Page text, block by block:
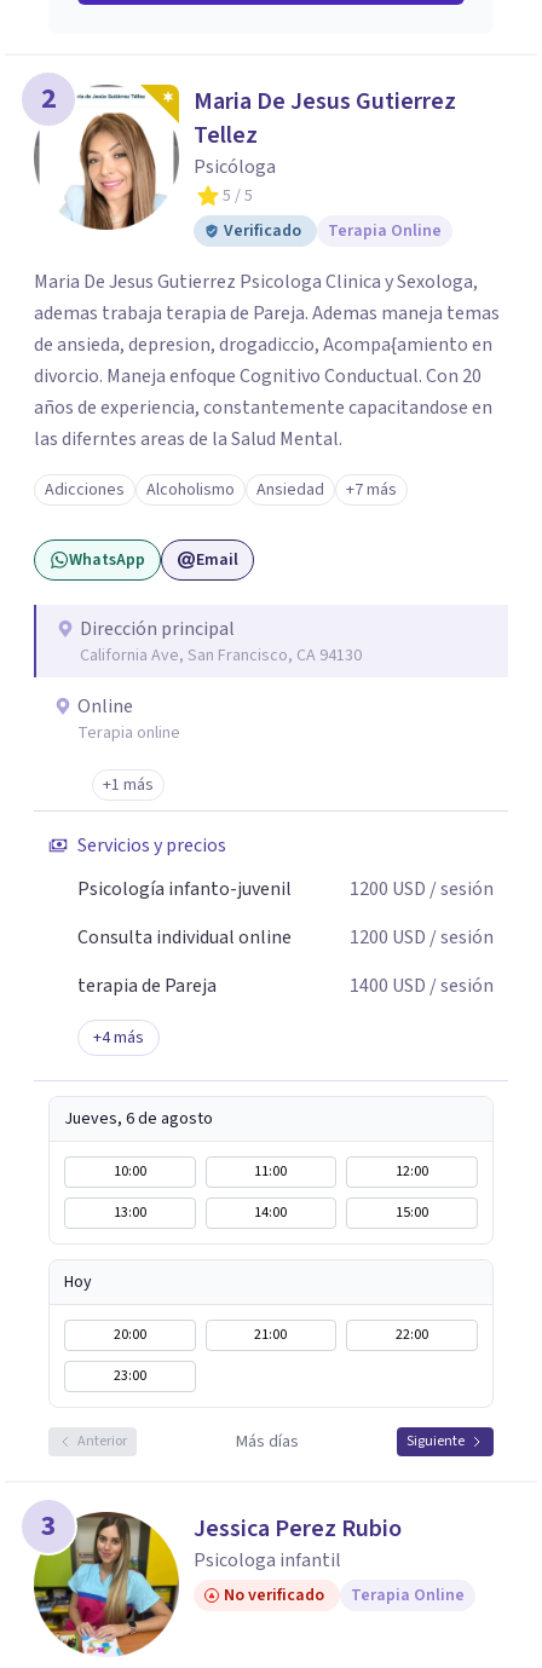
2
Maria De Jesus Gutierrez
Tellez
Psicóloga
5 / 5
Verificado
Terapia Online
Maria De Jesus Gutierrez Psicologa Clinica y Sexologa,
ademas trabaja terapia de Pareja. Ademas maneja temas
de ansieda, depresion, drogadiccio, Acompa{amiento en
divorcio. Maneja enfoque Cognitivo Conductual. Con 20
años de experiencia, constantemente capacitandose en
las diferntes areas de la Salud Mental.
Adicciones Alcoholismo Ansiedad +7 más
WhatsApp Email
Dirección principal
California Ave, San Francisco, CA 94130
Online
Terapia online
+1 más
Servicios y precios
Psicología infanto-juvenil
1200 USD / sesión
Consulta individual online
1200 USD / sesión
terapia de Pareja
1400 USD / sesión
+4más
Jueves, 6 de agosto
10:00 11:00
12:00
13:00
14:00 15:00
Hoy
20:00 21:00
22:00
23:00
Anterior Más días Siguiente
3 Jessica Perez Rubio
Psicologa infantil
No verificado Terapia Online